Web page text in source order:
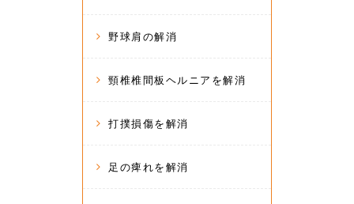
野球肩の解消
頸椎椎間板ヘルニアを解消
打撲損傷を解消
足の痺れを解消